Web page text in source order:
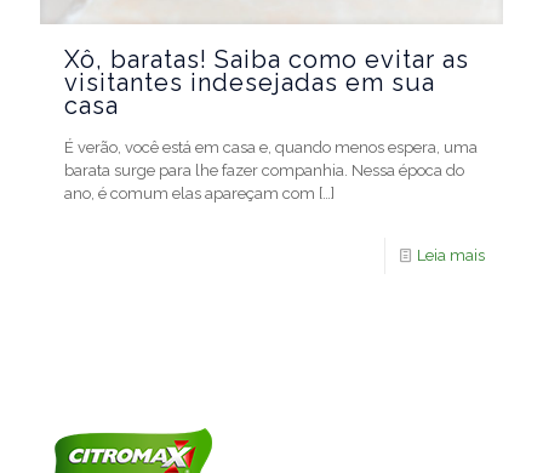
Xô, baratas! Saiba como evitar as
visitantes indesejadas em sua
casa
É verão, você está em casa e, quando menos espera, uma
barata surge para lhe fazer companhia. Nessa época do
ano, é comum elas apareçam com […]
Leia mais